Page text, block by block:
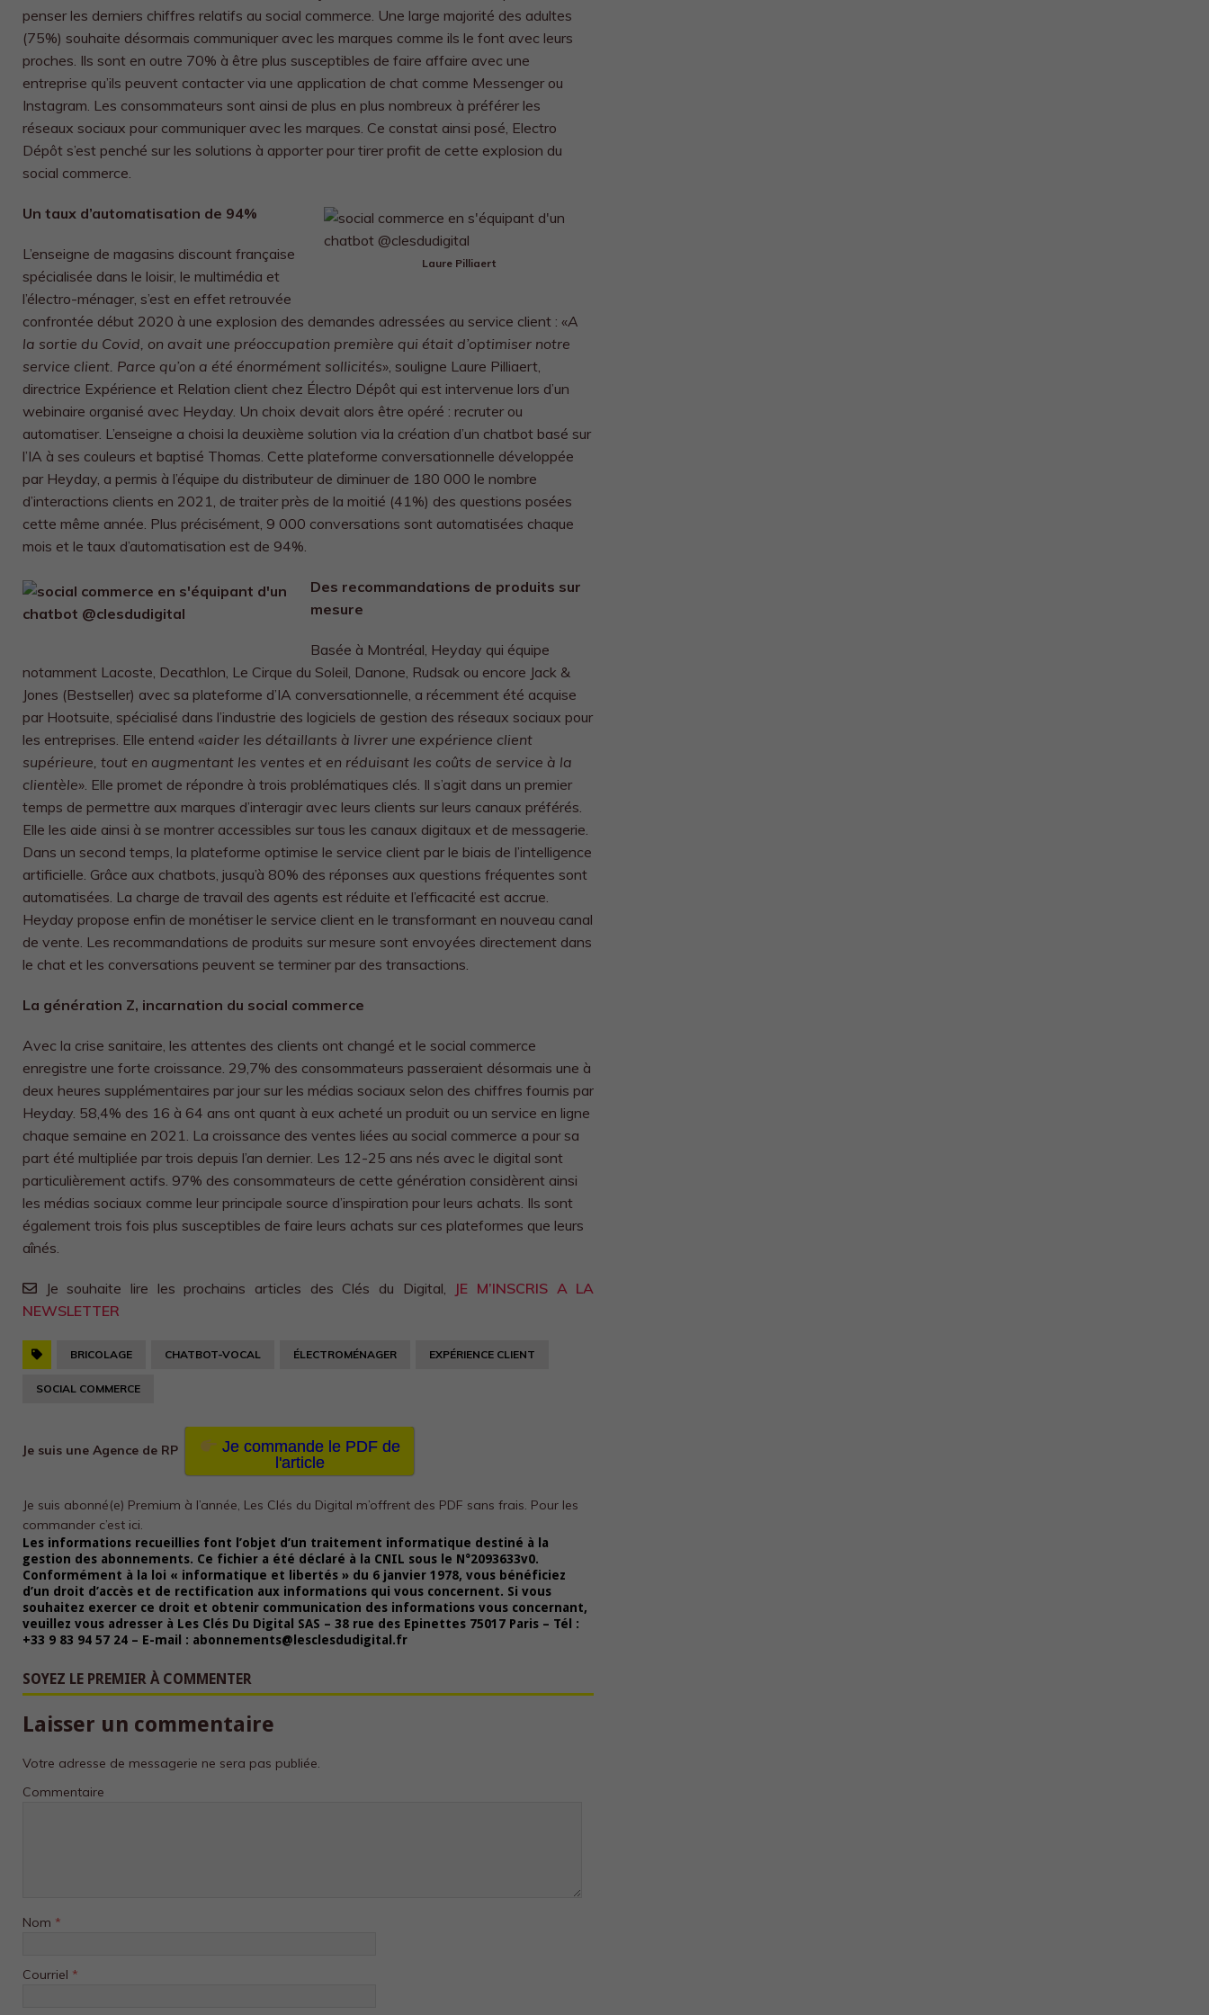
penser les derniers chiffres relatifs au social commerce. Une large majorité des adultes
(75%) souhaite désormais communiquer avec les marques comme ils le font avec leurs
proches. Ils sont en outre 70% à être plus susceptibles de faire affaire avec une
entreprise qu’ils peuvent contacter via une application de chat comme Messenger ou
Instagram. Les consommateurs sont ainsi de plus en plus nombreux à préférer les
réseaux sociaux pour communiquer avec les marques. Ce constat ainsi posé, Electro
Dépôt s’est penché sur les solutions à apporter pour tirer profit de cette explosion du
social commerce.
Laure Pilliaert
Un taux d’automatisation de 94%
L’enseigne de magasins discount française
spécialisée dans le loisir, le multimédia et
l’électro-ménager, s’est en effet retrouvée
confrontée début 2020 à une explosion des demandes adressées au service client : «A
la sortie du Covid, on avait une préoccupation première qui était d’optimiser notre
service client. Parce qu’on a été énormément sollicités», souligne Laure Pilliaert,
directrice Expérience et Relation client chez Électro Dépôt qui est intervenue lors d’un
webinaire organisé avec Heyday. Un choix devait alors être opéré : recruter ou
automatiser. L’enseigne a choisi la deuxième solution via la création d’un chatbot basé sur
l’IA à ses couleurs et baptisé Thomas. Cette plateforme conversationnelle développée
par Heyday, a permis à l’équipe du distributeur de diminuer de 180 000 le nombre
d’interactions clients en 2021, de traiter près de la moitié (41%) des questions posées
cette même année. Plus précisément, 9 000 conversations sont automatisées chaque
mois et le taux d’automatisation est de 94%.
Des recommandations de produits sur
mesure
Basée à Montréal, Heyday qui équipe
notamment Lacoste, Decathlon, Le Cirque du Soleil, Danone, Rudsak ou encore Jack &
Jones (Bestseller) avec sa plateforme d’IA conversationnelle, a récemment été acquise
par Hootsuite, spécialisé dans l’industrie des logiciels de gestion des réseaux sociaux pour
les entreprises. Elle entend «aider les détaillants à livrer une expérience client
supérieure, tout en augmentant les ventes et en réduisant les coûts de service à la
clientèle». Elle promet de répondre à trois problématiques clés. Il s’agit dans un premier
temps de permettre aux marques d’interagir avec leurs clients sur leurs canaux préférés.
Elle les aide ainsi à se montrer accessibles sur tous les canaux digitaux et de messagerie.
Dans un second temps, la plateforme optimise le service client par le biais de l’intelligence
artificielle. Grâce aux chatbots, jusqu’à 80% des réponses aux questions fréquentes sont
automatisées. La charge de travail des agents est réduite et l’efficacité est accrue.
Heyday propose enfin de monétiser le service client en le transformant en nouveau canal
de vente. Les recommandations de produits sur mesure sont envoyées directement dans
le chat et les conversations peuvent se terminer par des transactions.
La génération Z, incarnation du social commerce
Avec la crise sanitaire, les attentes des clients ont changé et le social commerce
enregistre une forte croissance. 29,7% des consommateurs passeraient désormais une à
deux heures supplémentaires par jour sur les médias sociaux selon des chiffres fournis par
Heyday. 58,4% des 16 à 64 ans ont quant à eux acheté un produit ou un service en ligne
chaque semaine en 2021. La croissance des ventes liées au social commerce a pour sa
part été multipliée par trois depuis l’an dernier. Les 12-25 ans nés avec le digital sont
particulièrement actifs. 97% des consommateurs de cette génération considèrent ainsi
les médias sociaux comme leur principale source d’inspiration pour leurs achats. Ils sont
également trois fois plus susceptibles de faire leurs achats sur ces plateformes que leurs
aînés.
Je souhaite lire les prochains articles des Clés du Digital,
JE M’INSCRIS A LA
NEWSLETTER
BRICOLAGE CHATBOT-VOCAL ÉLECTROMÉNAGER EXPÉRIENCE CLIENT
SOCIAL COMMERCE
Je suis une Agence de RP
Je commande le PDF de
l'article
Je suis abonné(e) Premium à l’année, Les Clés du Digital m’offrent des PDF sans frais. Pour les
commander c’est ici.
Les informations recueillies font l’objet d’un traitement informatique destiné à la
gestion des abonnements. Ce fichier a été déclaré à la CNIL sous le N°2093633v0.
Conformément à la loi « informatique et libertés » du 6 janvier 1978, vous bénéficiez
d’un droit d’accès et de rectification aux informations qui vous concernent. Si vous
souhaitez exercer ce droit et obtenir communication des informations vous concernant,
veuillez vous adresser à Les Clés Du Digital SAS – 38 rue des Epinettes 75017 Paris – Tél :
+33 9 83 94 57 24 – E-mail : abonnements@lesclesdudigital.fr
SOYEZ LE PREMIER À COMMENTER
Laisser un commentaire
Votre adresse de messagerie ne sera pas publiée.
Commentaire
Nom *
Courriel *